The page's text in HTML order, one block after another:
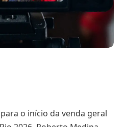
o início da venda geral